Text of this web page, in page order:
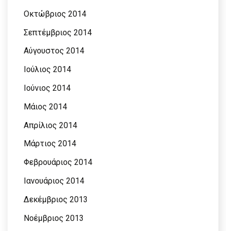
Οκτώβριος 2014
Σεπτέμβριος 2014
Αύγουστος 2014
Ιούλιος 2014
Ιούνιος 2014
Μάιος 2014
Απρίλιος 2014
Μάρτιος 2014
Φεβρουάριος 2014
Ιανουάριος 2014
Δεκέμβριος 2013
Νοέμβριος 2013